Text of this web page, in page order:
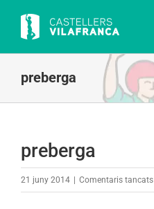
content
preberga
preberga
21 juny 2014 Comentaris tancatsa